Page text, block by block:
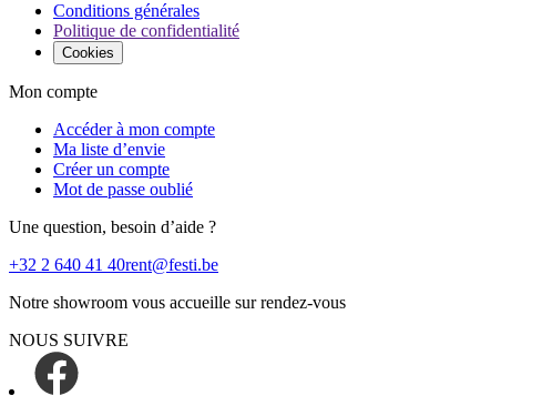
Conditions générales
Politique de confidentialité
Cookies
Mon compte
Accéder à mon compte
Ma liste d’envie
Créer un compte
Mot de passe oublié
Une question, besoin d’aide ?
+32 2 640 41 40rent@festi.be
Notre showroom vous accueille sur rendez-vous
NOUS SUIVRE